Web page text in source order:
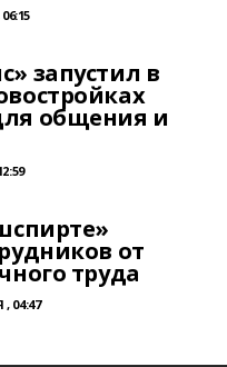
запустил в
общения и
от
труда
04:47